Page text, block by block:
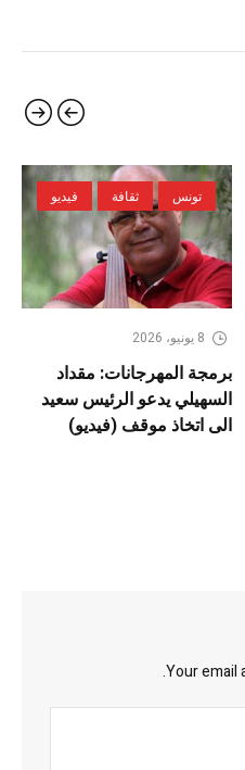
تونس ثقافة فيديو
8 يونيو، 2026
برمجة المهرجانات: مقداد
السهيلي يدعو الرئيس سعيد
الى اتخاذ موقف (فيديو)
Your email